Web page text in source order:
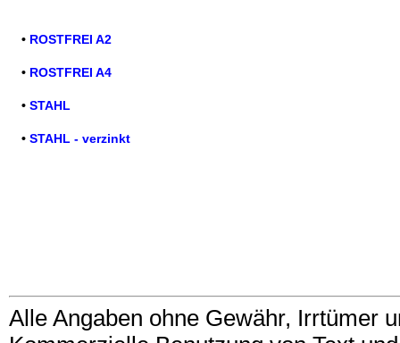
• ROSTFREI A2
• ROSTFREI A4
• STAHL
• STAHL - verzinkt
Alle Angaben ohne Gewähr, Irrtümer